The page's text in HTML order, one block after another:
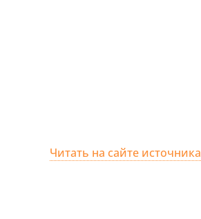
Читать на сайте источника